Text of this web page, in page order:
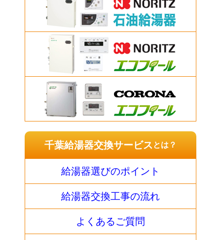
千葉給湯器交換サービス とは？
給湯器選びのポイント
給湯器交換工事の流れ
よくあるご質問